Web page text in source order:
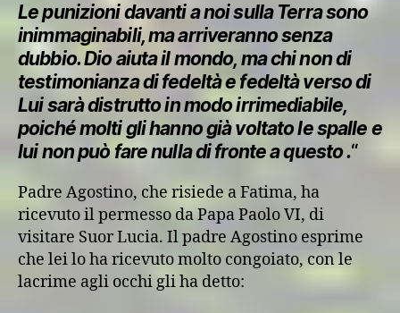
Le punizioni davanti a noi sulla Terra sono
inimmaginabili, ma arriveranno senza
dubbio. Dio aiuta il mondo, ma chi non di
testimonianza di fedeltà e fedeltà verso di
Lui sarà distrutto in modo irrimediabile,
poiché molti gli hanno già voltato le spalle e
lui non può fare nulla di fronte a questo .“
Padre Agostino, che risiede a Fatima, ha
ricevuto il permesso da Papa Paolo VI, di
visitare Suor Lucia. Il padre Agostino esprime
che lei lo ha ricevuto molto congoiato, con le
lacrime agli occhi gli ha detto: